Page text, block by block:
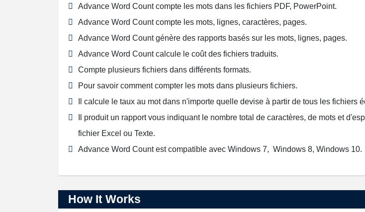
Advance Word Count compte les mots dans les fichiers PDF, PowerPoint.
Advance Word Count compte les mots, lignes, caractères, pages.
Advance Word Count génère des rapports basés sur les mots, lignes, pages.
Advance Word Count calcule le coût des fichiers traduits.
Compte plusieurs fichiers dans différents formats.
Pour savoir comment compter les mots dans plusieurs fichiers.
Il calcule le taux au mot dans n'importe quelle devise à partir de tous les fichiers
Il produit un rapport vous indiquant le nombre total de caractères, de mots et
fichier Excel ou Texte.
Advance Word Count est compatible avec Windows 7, Windows 8, Windows 10.
How It Works